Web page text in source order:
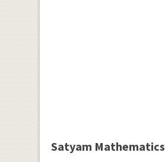
Satyam Mathematics